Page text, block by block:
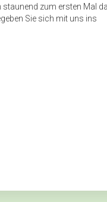
staunend zum ersten Mal
Sie sich mit uns ins